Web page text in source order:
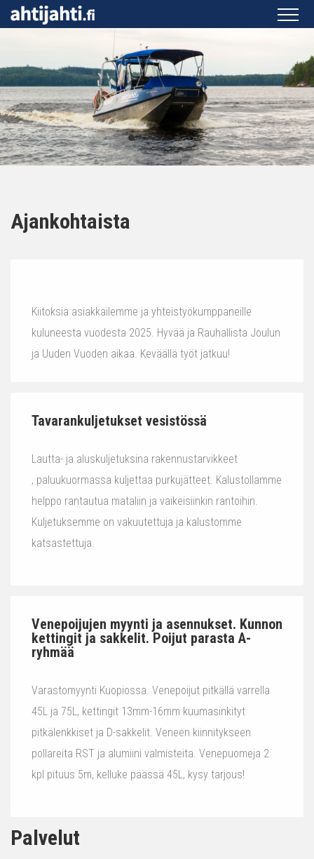
Ajankohtaista
Kiitoksia asiakkailemme ja yhteistyökumppaneille
kuluneesta vuodesta 2025. Hyvää ja Rauhallista Joulun
ja Uuden Vuoden aikaa. Keväällä työt jatkuu!
Tavarankuljetukset vesistössä
Lautta- ja aluskuljetuksina rakennustarvikkeet
, paluukuormassa kuljettaa purkujätteet. Kalustollamme
helppo rantautua mataliin ja vaikeisiinkin rantoihin.
Kuljetuksemme on vakuutettuja ja kalustomme
katsastettuja.
Venepoijujen myynti ja asennukset. Kunnon
kettingit ja sakkelit. Poijut parasta A-
ryhmää
Varastomyynti Kuopiossa. Venepoijut pitkällä varrella
45L ja 75L, kettingit 13mm-16mm kuumasinkityt
pitkälenkkiset ja D-sakkelit. Veneen kiinnitykseen
pollareita RST ja alumiini valmisteita. Venepuomeja 2
kpl pituus 5m, kelluke päässä 45L, kysy tarjous!
Palvelut